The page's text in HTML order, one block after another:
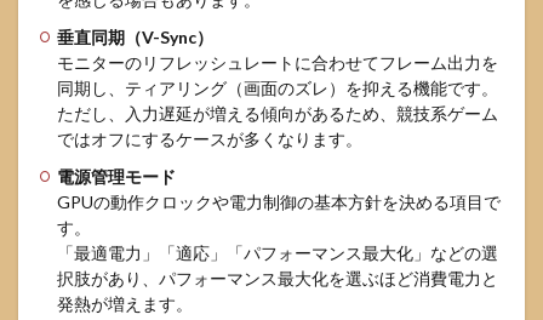
ール
9
よ
くある質
問
（FAQ）
9.1
Q1.
NVIDIA
ロール
パネル
だけ設
定すれ
垂直同期（V-Sync）
モニターのリフレッシュレートに合わせてフレーム出力を
同期し、ティアリング（画面のズレ）を抑える機能です。
ただし、入力遅延が増える傾向があるため、競技系ゲーム
ではオフにするケースが多くなります。
電源管理モード
GPUの動作クロックや電力制御の基本方針を決める項目で
す。
「最適電力」「適応」「パフォーマンス最大化」などの選
択肢があり、パフォーマンス最大化を選ぶほど消費電力と
発熱が増えます。